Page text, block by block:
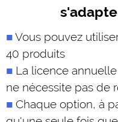
Vous pouvez
40 produits
La licence
ne nécessite pas de
Chaque option, à